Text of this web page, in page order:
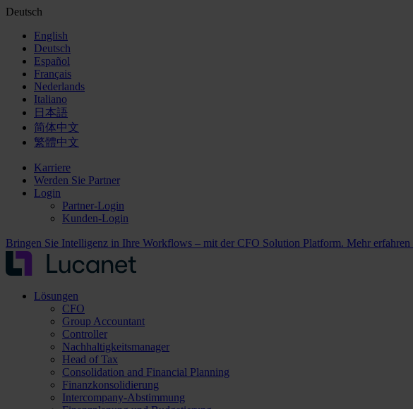
Deutsch
English
Deutsch
Español
Français
Nederlands
Italiano
日本語
简体中文
繁體中文
Karriere
Werden Sie Partner
Login
Partner-Login
Kunden-Login
Bringen Sie Intelligenz in Ihre Workflows – mit der CFO Solution Platform. Mehr erfahren
Lösungen
CFO
Group Accountant
Controller
Nachhaltigkeitsmanager
Head of Tax
Consolidation and Financial Planning
Finanzkonsolidierung
Intercompany-Abstimmung